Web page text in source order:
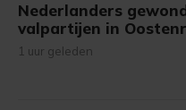
Nederlanders
valpartijen in
1 uur geleden